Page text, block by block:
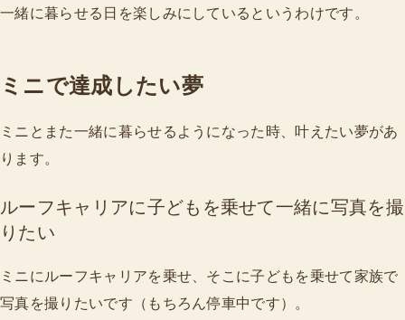
一緒に暮らせる日を楽しみにしているというわけです。
ミニで達成したい夢
ミニとまた一緒に暮らせるようになった時、叶えたい夢があ
ります。
ルーフキャリアに子どもを乗せて一緒に写真を撮
りたい
ミニにルーフキャリアを乗せ、そこに子どもを乗せて家族で
写真を撮りたいです（もちろん停車中です）。